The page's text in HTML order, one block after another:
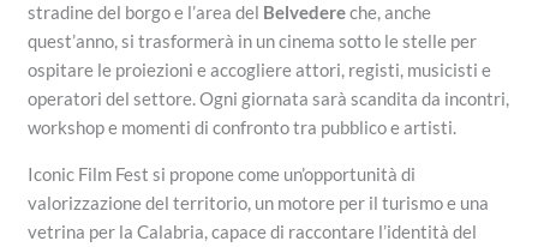
stradine del borgo e l’area del Belvedereche, anche
quest’anno, si trasformerà in un cinema sotto le stelle per
ospitare le proiezioni e accogliere attori, registi, musicisti e
operatori del settore. Ogni giornata sarà scandita da incontri,
workshop e momenti di confronto tra pubblico e artisti.
Iconic Film Fest si propone come un’opportunità di
valorizzazione del territorio, un motore per il turismo e una
vetrina per la Calabria, capace di raccontare l’identità del